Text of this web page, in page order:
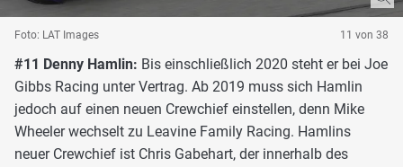
Foto: LAT Images 11 von 38
#11 Denny Hamlin: Bis einschließlich 2020 steht er bei Joe
Gibbs Racing unter Vertrag. Ab 2019 muss sich Hamlin
jedoch auf einen neuen Crewchief einstellen, denn Mike
Wheeler wechselt zu Leavine Family Racing. Hamlins
neuer Crewchief ist Chris Gabehart, der innerhalb des